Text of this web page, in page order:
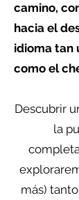
camino,
hacia el
idioma tan
como el
Descubrir
la
más)